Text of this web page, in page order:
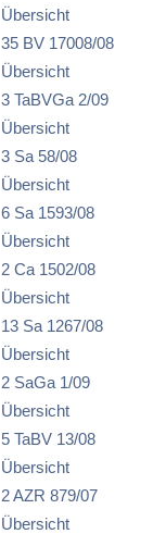
Übersicht
35 BV 17008/08
Übersicht
3 TaBVGa 2/09
Übersicht
3 Sa 58/08
Übersicht
6 Sa 1593/08
Übersicht
2 Ca 1502/08
Übersicht
13 Sa 1267/08
Übersicht
2 SaGa 1/09
Übersicht
5 TaBV 13/08
Übersicht
2 AZR 879/07
Übersicht